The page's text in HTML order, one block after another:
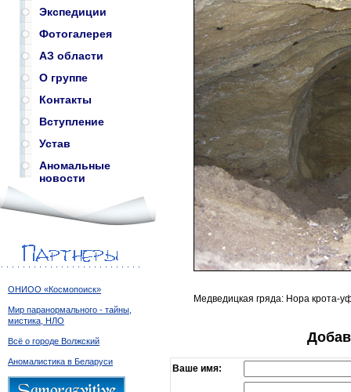
Экспедиции
Фотогалерея
АЗ области
О группе
Контакты
Вступление
Устав
Аномальные
новости
ОНИОО «Космопоиск»
Мир паранормального - тайны,
мистика, НЛО
Всё о городе Волжский
Аномалистика в Беларуси
Медведицкая гряда: Нора крота-
Ваше имя: